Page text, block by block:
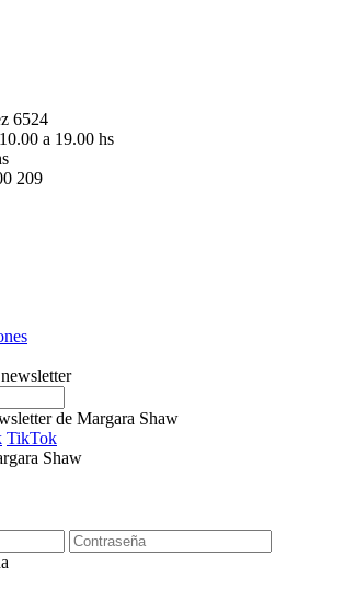
6524
a 19.00 hs
209
TikTok
Shaw